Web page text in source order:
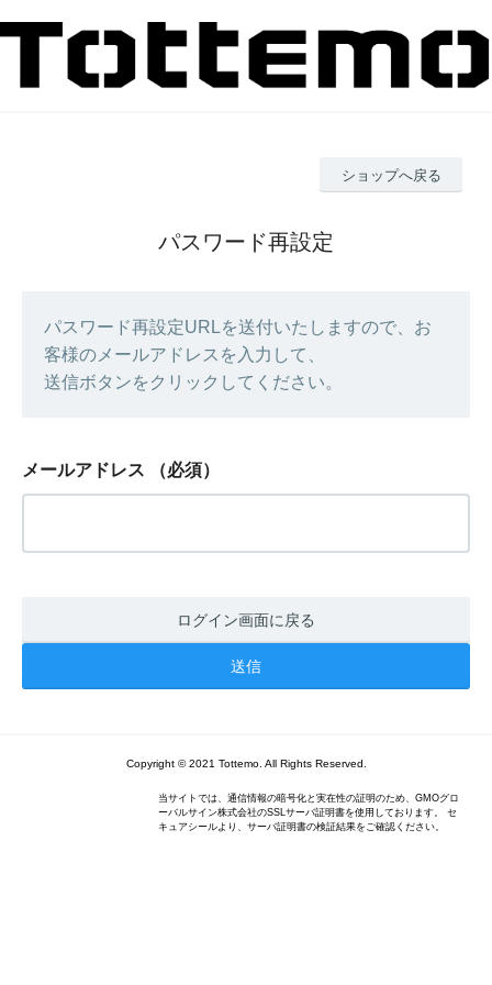
ショップへ戻る
パスワード再設定
パスワード再設定URLを送付いたしますので、お
客様のメールアドレスを入力して、
送信ボタンをクリックしてください。
メールアドレス （必須）
ログイン画面に戻る
Copyright © 2021 Tottemo. All Rights Reserved.
当サイトでは、通信情報の暗号化と実在性の証明のため、GMOグロ
ーバルサイン株式会社のSSLサーバ証明書を使用しております。 セ
キュアシールより、サーバ証明書の検証結果をご確認ください。